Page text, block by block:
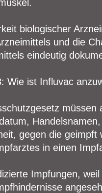
biologischer
und die
eindeutig
Wie ist Influvac
müssen
gegen die
in einen
Impfungen,